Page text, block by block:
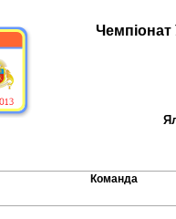
Чемпіонат
Команда